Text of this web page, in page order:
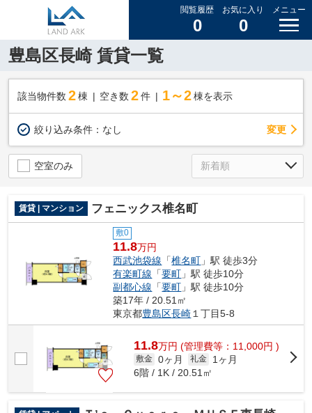
閲覧履歴
0
お気に入り
0
メニュー
豊島区長崎 賃貸一覧
該当物件数 2棟 空き数 2 件 1～2 棟を表示
絞り込み条件： なし 変更
空室のみ
賃貸 | マンション フェニックス椎名町
敷0
11.8万円
西武池袋線 「椎名町 」駅 徒歩3分
有楽町線 「要町 」駅 徒歩10分
副都心線 「要町 」駅 徒歩10分
築17年 / 20.51㎡
東京都豊島区長崎１丁目5-8
11.8万円 (管理費等：11,000円 )
敷金 0ヶ月 礼金
1ヶ月
6階 / 1K / 20.51㎡